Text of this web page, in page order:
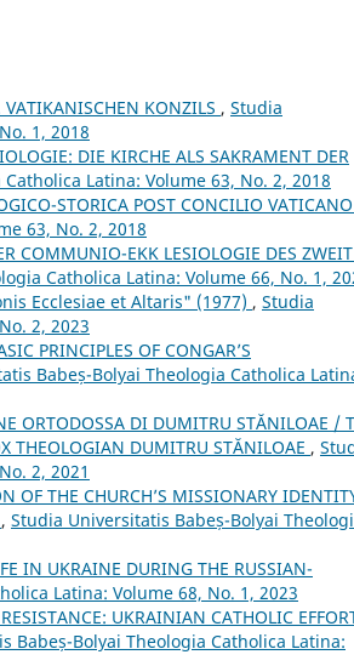
KONZILS , Studia
1, 2018
DIE KIRCHE ALS SAKRAMENT DER
Latina: Volume 63, No. 2, 2018
STORICA POST CONCILIO
63, No. 2, 2018
COMMUNIO-EKK LESIOLOGIE DES
Catholica Latina: Volume 66, No. 1,
Ecclesiae et Altaris" (1977) , Studia
2, 2023
PRINCIPLES OF CONGAR’S
Babeș-Bolyai Theologia Catholica
ORTODOSSA DI DUMITRU STĂNILOAE /
THEOLOGIAN DUMITRU STĂNILOAE ,
2, 2021
OF THE CHURCH’S MISSIONARY
, Studia Universitatis Babeș-Bolyai
IN UKRAINE DURING THE RUSSIAN-
Latina: Volume 68, No. 1, 2023
UKRAINIAN CATHOLIC
Babeș-Bolyai Theologia Catholica Latina: